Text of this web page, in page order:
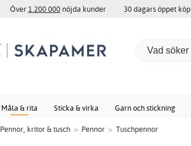
Över1 200 000 nöjda kunder 30 dagars öppet köp
Måla & rita Sticka & virka Garn och stickning
Pennor, kritor & tusch > Pennor > Tuschpennor